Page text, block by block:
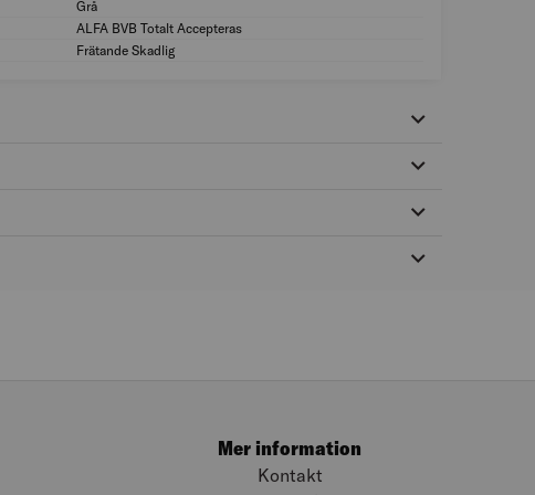
Grå
ALFA BVB Totalt Accepteras
Frätande Skadlig
Mer information
Kontakt